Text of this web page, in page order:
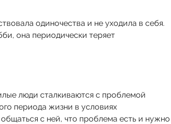
одиночества и не уходила в себя.
она периодически теряет
люди сталкиваются с проблемой
периода жизни в условиях
с ней, что проблема есть и нужно